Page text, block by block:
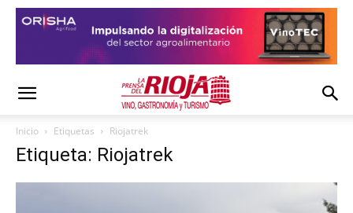
Inicio Etiquetas Riojatrek
Etiqueta: Riojatrek